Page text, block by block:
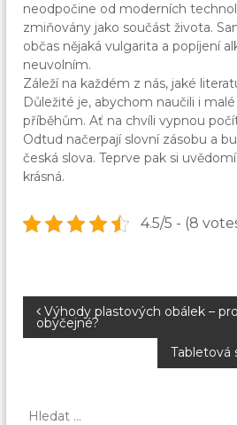
neodpočine od moderních
zmiňovány jako součást života.
občas nějaká vulgarita a popíjení
neuvolním.
Záleží na každém z nás, jaké
Důležité je, abychom naučili i
příběhům. Ať na chvíli vypnou
Odtud načerpají slovní zásobu a
česká slova. Teprve pak si
krásná.
4.5/5 - (8
NVýhody plastových obálek –
obyčejné?
Tabletová
H